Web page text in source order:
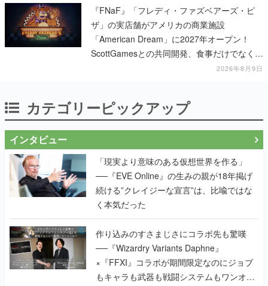
『FNaF』「フレディ・ファズベアーズ・ピ
ザ」の実店舗がアメリカの商業施設
「American Dream」に2027年オープン！
ScottGamesとの共同開発、食事だけでなくス
テージショーや没入型のホラー体験も楽しめ
2026年8月9日
カテゴリーピックアップ
インタビュー
「現実より意味のある仮想世界を作る」
──『EVE Online』の生みの親が18年掲げ
続ける”クレイジーな宣言”は、比喩ではな
く本気だった
作り込みのすさまじさにコラボ先も驚嘆
──『Wizardry Variants Daphne』
×『FFXI』コラボが期間限定なのにジョブ
もキャラも武器も戦闘システムもワンオフ